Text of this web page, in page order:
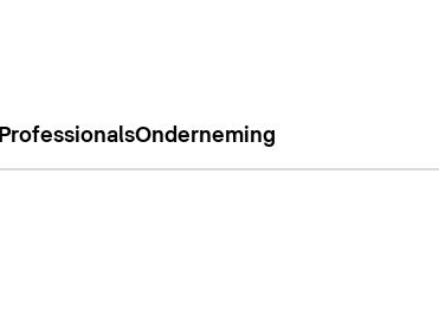
ProfessionalsOnderneming